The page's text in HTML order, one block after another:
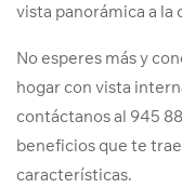
vista panorámica a la
No esperes más y
hogar con vista
contáctanos al 945
beneficios que te
características.